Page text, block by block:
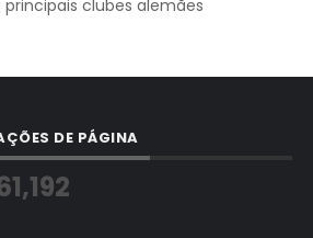
clubes alemães
DE PÁGINA